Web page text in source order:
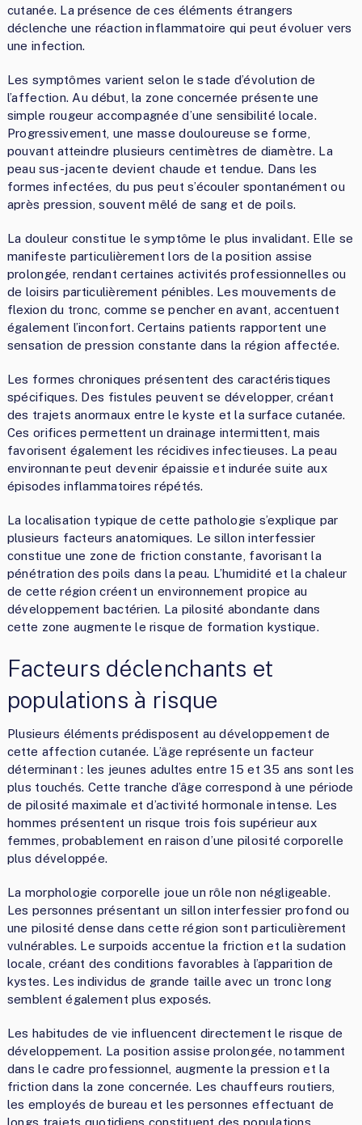
cutanée. La présence de ces éléments étrangers
déclenche une réaction inflammatoire qui peut évoluer vers
une infection.
Les symptômes varient selon le stade d’évolution de
l’affection. Au début, la zone concernée présente une
simple rougeur accompagnée d’une sensibilité locale.
Progressivement, une masse douloureuse se forme,
pouvant atteindre plusieurs centimètres de diamètre. La
peau sus-jacente devient chaude et tendue. Dans les
formes infectées, du pus peut s’écouler spontanément ou
après pression, souvent mêlé de sang et de poils.
La douleur constitue le symptôme le plus invalidant. Elle se
manifeste particulièrement lors de la position assise
prolongée, rendant certaines activités professionnelles ou
de loisirs particulièrement pénibles. Les mouvements de
flexion du tronc, comme se pencher en avant, accentuent
également l’inconfort. Certains patients rapportent une
sensation de pression constante dans la région affectée.
Les formes chroniques présentent des caractéristiques
spécifiques. Des fistules peuvent se développer, créant
des trajets anormaux entre le kyste et la surface cutanée.
Ces orifices permettent un drainage intermittent, mais
favorisent également les récidives infectieuses. La peau
environnante peut devenir épaissie et indurée suite aux
épisodes inflammatoires répétés.
La localisation typique de cette pathologie s’explique par
plusieurs facteurs anatomiques. Le sillon interfessier
constitue une zone de friction constante, favorisant la
pénétration des poils dans la peau. L’humidité et la chaleur
de cette région créent un environnement propice au
développement bactérien. La pilosité abondante dans
cette zone augmente le risque de formation kystique.
Facteurs déclenchants et
populations à risque
Plusieurs éléments prédisposent au développement de
cette affection cutanée. L’âge représente un facteur
déterminant : les jeunes adultes entre 15 et 35 ans sont les
plus touchés. Cette tranche d’âge correspond à une période
de pilosité maximale et d’activité hormonale intense. Les
hommes présentent un risque trois fois supérieur aux
femmes, probablement en raison d’une pilosité corporelle
plus développée.
La morphologie corporelle joue un rôle non négligeable.
Les personnes présentant un sillon interfessier profond ou
une pilosité dense dans cette région sont particulièrement
vulnérables. Le surpoids accentue la friction et la sudation
locale, créant des conditions favorables à l’apparition de
kystes. Les individus de grande taille avec un tronc long
semblent également plus exposés.
Les habitudes de vie influencent directement le risque de
développement. La position assise prolongée, notamment
dans le cadre professionnel, augmente la pression et la
friction dans la zone concernée. Les chauffeurs routiers,
les employés de bureau et les personnes effectuant de
longs trajets quotidiens constituent des populations